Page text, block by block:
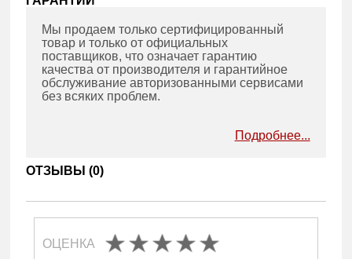
Мы продаем только сертифицированный
товар и только от официальных
поставщиков, что означает гарантию
качества от производителя и гарантийное
обслуживание авторизованными сервисами
без всяких проблем.
Подробнее...
ОТЗЫВЫ (0)
ОЦЕНКА